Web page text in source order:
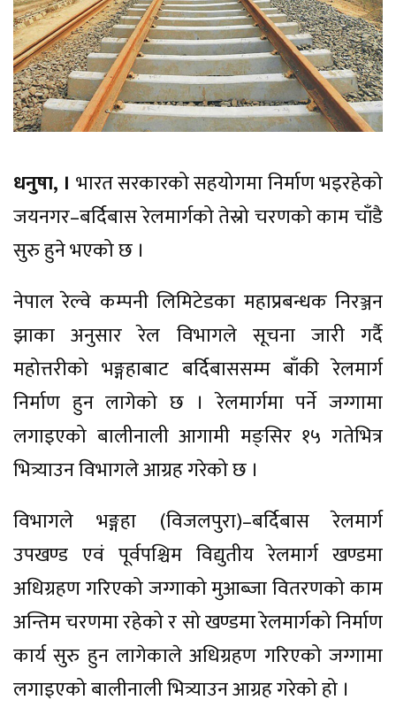
धनुषा, । भारत सरकारको सहयोगमा निर्माण भइरहेको
जयनगर–बर्दिबास रेलमार्गको तेस्रो चरणको काम चाँडै
सुरु हुने भएको छ ।
नेपाल रेल्वे कम्पनी लिमिटेडका महाप्रबन्धक निरञ्जन
झाका अनुसार रेल विभागले सूचना जारी गर्दै
महोत्तरीको भङ्गहाबाट बर्दिबाससम्म बाँकी रेलमार्ग
निर्माण हुन लागेको छ । रेलमार्गमा पर्ने जग्गामा
लगाइएको बालीनाली आगामी मङ्सिर १५ गतेभित्र
भित्र्याउन विभागले आग्रह गरेको छ ।
विभागले भङ्गहा (विजलपुरा)–बर्दिबास रेलमार्ग
उपखण्ड एवं पूर्वपश्चिम विद्युतीय रेलमार्ग खण्डमा
अधिग्रहण गरिएको जग्गाको मुआब्जा वितरणको काम
अन्तिम चरणमा रहेको र सो खण्डमा रेलमार्गको निर्माण
कार्य सुरु हुन लागेकाले अधिग्रहण गरिएको जग्गामा
लगाइएको बालीनाली भित्र्याउन आग्रह गरेको हो ।